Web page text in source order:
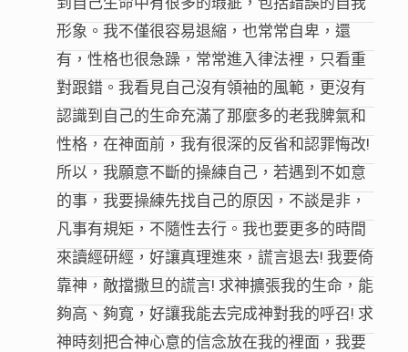
形象。我不僅很容易退縮，也常常自卑，還
有，性格也很急躁，常常進入律法裡，只看重
對跟錯。我看見自己沒有領袖的風範，更沒有
認識到自己的生命充滿了那麼多的老我脾氣和
性格，在神面前，我有很深的反省和認罪悔改!
所以，我願意不斷的操練自己，若遇到不如意
的事，我要操練先找自己的原因，不談是非，
凡事有規矩，不隨性去行。我也要更多的時間
來讀經研經，好讓真理進來，謊言退去! 我要倚
靠神，敵擋撒旦的謊言! 求神擴張我的生命，能
夠高、夠寬，好讓我能去完成神對我的呼召! 求
神時刻把合神心意的信念放在我的裡面，我要